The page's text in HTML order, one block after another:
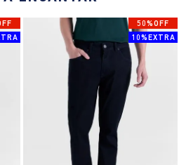
50%OFF
10%EXTRA